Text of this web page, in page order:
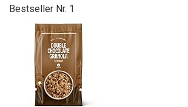
Bestseller Nr. 1